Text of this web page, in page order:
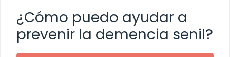
¿Cómo puedo ayudar a
prevenir la demencia senil?